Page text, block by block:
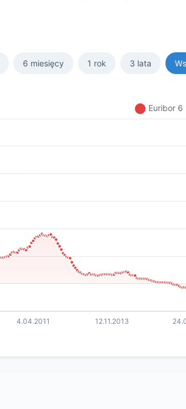
6 miesięcy 1 rok 3 lata